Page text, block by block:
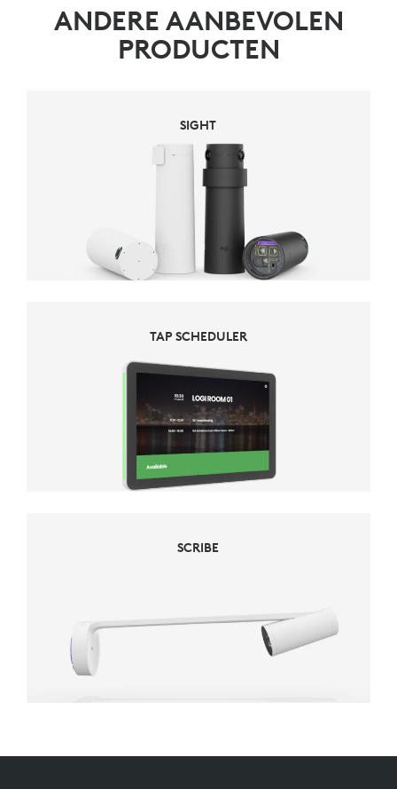
ANDERE AANBEVOLEN
PRODUCTEN
SIGHT
TAP SCHEDULER
SCRIBE